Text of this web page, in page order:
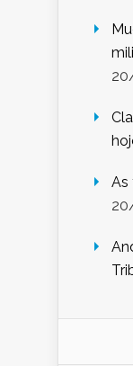
As